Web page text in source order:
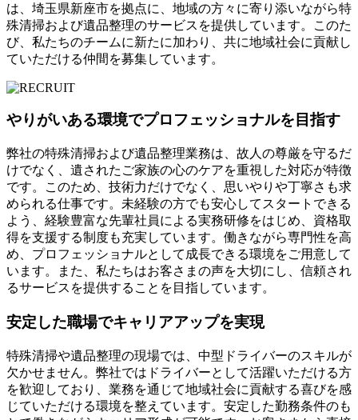
は、埼玉県新座市を拠点に、地域の方々に寄り添いながら特
殊清掃および遺品整理のサービスを提供しています。このた
び、私たちのチームに新たに加わり、共に地域社会に貢献し
ていただける仲間を募集しています。
やりがいある環境でプロフェッショナルを目指す
弊社の特殊清掃および遺品整理業務は、故人の尊厳を守るだ
けでなく、遺されたご家族の心のケアを重視した対応が特徴
です。このため、技術力だけでなく、思いやりや丁寧さも求
められる仕事です。未経験の方でも安心してスタートできる
よう、経験豊富な先輩社員による実務研修をはじめ、資格取
得を支援する制度も充実しています。働きながら専門性を高
め、プロフェッショナルとして成長できる環境をご用意して
います。また、私たちはお客さまの声を大切にし、信頼され
るサービスを提供することを目指しています。
安定した職場でキャリアアップを実現
特殊清掃や遺品整理の現場では、中型ドライバーのスキルが
欠かせません。弊社ではドライバーとして活躍いただける方
を歓迎しており、業務を通じて地域社会に貢献する喜びを感
じていただける環境を整えています。安定した勤務条件のも